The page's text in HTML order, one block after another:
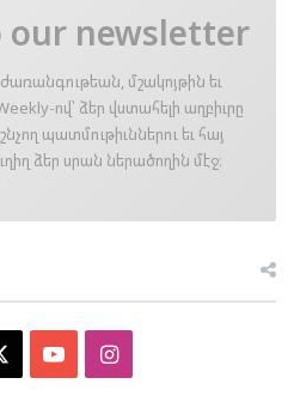
our newsletter
մշակոյթին եւ
ով՝ ձեր վստահելի աղբիւրը
պատմութիւններու եւ հայ
ձեր սրան ներածողին մէջ։
YouTubeInstagram